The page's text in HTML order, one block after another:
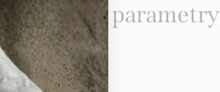
Doplňkové parametry
Kategorie :